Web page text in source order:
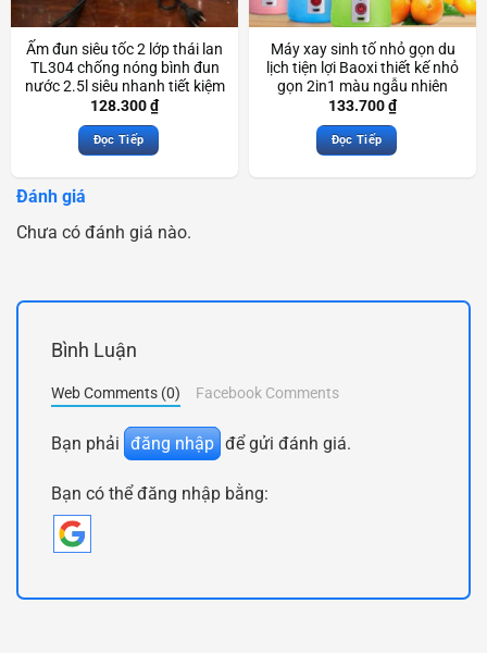
Ấm đun siêu tốc 2 lớp thái lan
TL304 chống nóng bình đun
nước 2.5l siêu nhanh tiết kiệm
điện Scd3374
128.300₫
Đọc Tiếp
Máy xay sinh tố nhỏ gọn du
lịch tiện lợi Baoxi thiết kế nhỏ
gọn 2in1 màu ngẫu nhiên
Scd3762
133.700₫
Đọc Tiếp
Đánh giá
Chưa có đánh giá nào.
Bình Luận
Web Comments (0) Facebook Comments
Bạn phải đăng nhập để gửi đánh giá.
Bạn có thể đăng nhập bằng: